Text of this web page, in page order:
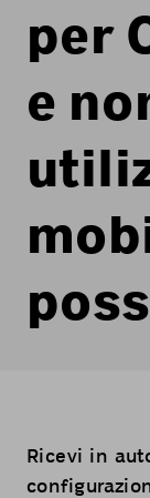
per
e
Ricevi in